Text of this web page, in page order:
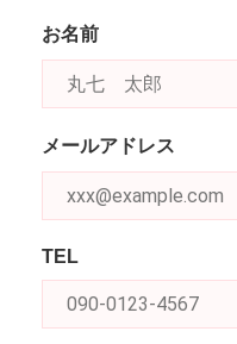
お名前
メールアドレス
TEL